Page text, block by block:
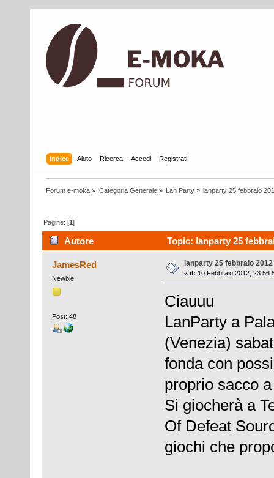
Indice Aiuto Ricerca Accedi Registrati
Forum e-moka » Categoria Generale» Lan Party» lanparty 25 febbraio
Pagine: [1]
Autore Topic: lanparty 25
JamesRed
Newbie
Post: 48
lanparty 25 febbraio 2012
« il: 10 Febbraio 2012,
Ciauuu
LanParty a
(Venezia)
fonda con
proprio sacco
Si giocherà a
Of Defeat
giochi che